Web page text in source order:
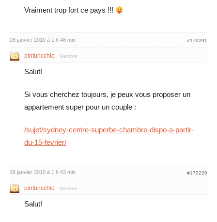
Vraiment trop fort ce pays !!!
28 janvier 2010 à 1 h 48 min #170201
pinturicchio Membre
Salut!
Si vous cherchez toujours, je peux vous proposer un
appartement super pour un couple :
/sujet/sydney-centre-superbe-chambre-dispo-a-partir-
du-15-fevrier/
28 janvier 2010 à 1 h 43 min #170220
pinturicchio Membre
Salut!